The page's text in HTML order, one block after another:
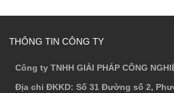
THÔNG TIN CÔNG TY
Công ty TNHH GIẢI PHÁP CÔNG
Địa chỉ ĐKKD: Số 31 Đường số 2,